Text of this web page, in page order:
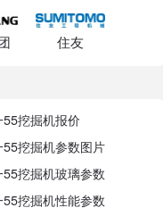
住友
55挖掘机报价
55挖掘机参数图片
55挖掘机玻璃参数
55挖掘机性能参数